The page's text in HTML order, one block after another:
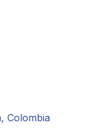
Colombia